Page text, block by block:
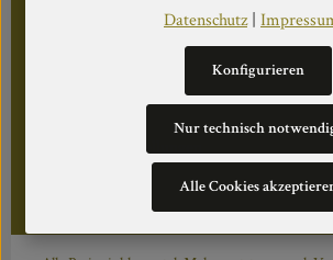
Cookie Einstellungen
Datenschutz|
Nur technisch
Konfigurieren
Alle Cookies